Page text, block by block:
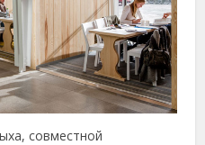
совместной